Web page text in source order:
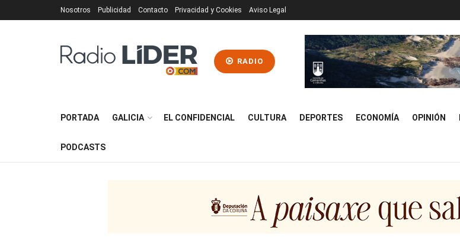
Nosotros Publicidad Contacto Privacidad y Cookies Aviso Legal
RADIO
PORTADA GALICIA EL CONFIDENCIAL CULTURA DEPORTES ECONOMÍA OPINIÓN
PODCASTS